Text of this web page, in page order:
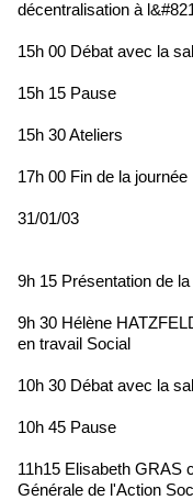
décentralisation à
15h 00 Débat avec la
15h 15 Pause
15h 30 Ateliers
17h 00 Fin de la journée
31/01/03
9h 15 Présentation de
9h 30 Hélène
en travail Social
10h 30 Débat avec la
10h 45 Pause
11h15 Elisabeth GRAS
Générale de l'Action